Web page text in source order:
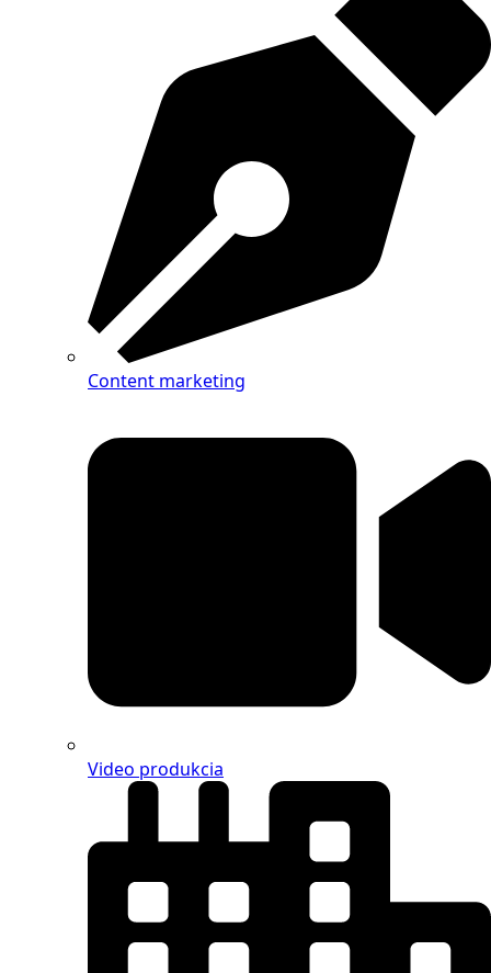
Content marketing
Video produkcia